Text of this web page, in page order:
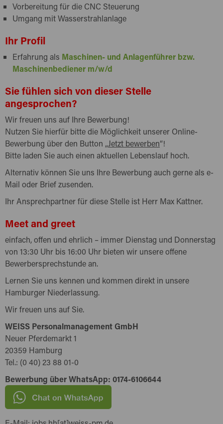
Vorbereitung für die CNC Steuerung
Umgang mit Wasserstrahlanlage
Ihr Profil
Erfahrung als Maschinen- und Anlagenführer bzw.
Maschinenbediener m/w/d
Sie fühlen sich von dieser Stelle
angesprochen?
Wir freuen uns auf Ihre Bewerbung!
Nutzen Sie hierfür bitte die Möglichkeit unserer Online-
Bewerbung über den Button „Jetzt bewerben“!
Bitte laden Sie auch einen aktuellen Lebenslauf hoch.
Alternativ können Sie uns Ihre Bewerbung auch gerne als e-
Mail oder Brief zusenden.
Ihr Ansprechpartner für diese Stelle ist Herr Max Kattner.
Meet and greet
einfach, offen und ehrlich – immer Dienstag und Donnerstag
von 13:30 Uhr bis 16:00 Uhr bieten wir unsere offene
Bewerbersprechstunde an.
Lernen Sie uns kennen und kommen direkt in unsere
Hamburger Niederlassung.
Wir freuen uns auf Sie.
WEISS Personalmanagement GmbH
Neuer Pferdemarkt 1
20359 Hamburg
Tel.: (0 40) 23 88 01-0
Bewerbung über WhatsApp: 0174-6106644